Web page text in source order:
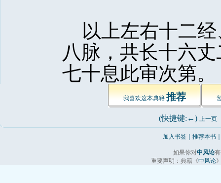
以上左右十二经
八脉，共长十六
七十息此审次第
我喜欢这本典籍 推荐
(快捷键:←) 上一页
加入书签 推荐本书
如果你对中风论
重要声明：典籍《中风论